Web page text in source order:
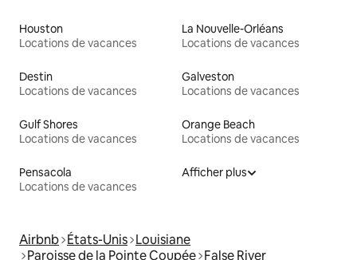
Houston
Locations de vacances
La Nouvelle-Orléans
Locations de vacances
Destin
Locations de vacances
Galveston
Locations de vacances
Gulf Shores
Locations de vacances
Orange Beach
Locations de vacances
Pensacola
Locations de vacances
Afficher plus
Airbnb États-Unis Louisiane
Paroisse de la Pointe Coupée False River